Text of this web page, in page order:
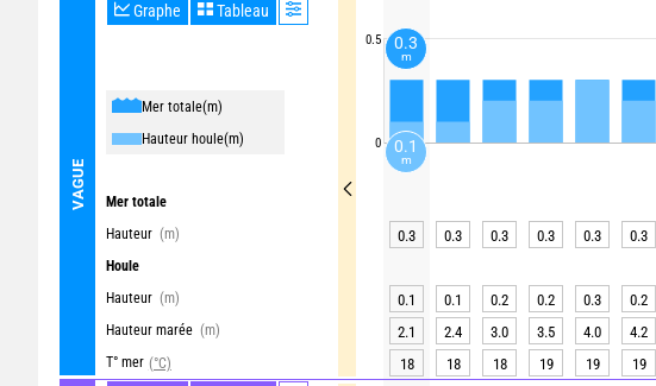
VAGUE
Graphe Tableau
Mer totale(m)
Hauteur houle(m)
Mer totale
Hauteur (m)
Houle
Hauteur (m)
Hauteur marée (m)
T° mer (°C)
0.5
0
0.3 0.3 0.3 0.3 0.3 0.3
0.1 0.1 0.2 0.2 0.3 0.2
2.1
2.4 3.0 3.5 4.0 4.2
18
18 18 19 19 19
0.1
m
0.3
m